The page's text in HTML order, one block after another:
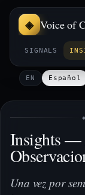
Voice of
SIGNALS
EN Español
Insights —
Una vez por